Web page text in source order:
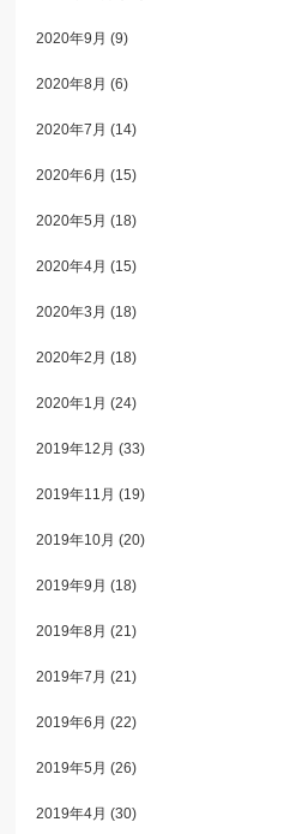
2020年9月 (9)
2020年8月 (6)
2020年7月 (14)
2020年6月 (15)
2020年5月 (18)
2020年4月 (15)
2020年3月 (18)
2020年2月 (18)
2020年1月 (24)
2019年12月 (33)
2019年11月 (19)
2019年10月 (20)
2019年9月 (18)
2019年8月 (21)
2019年7月 (21)
2019年6月 (22)
2019年5月 (26)
2019年4月 (30)